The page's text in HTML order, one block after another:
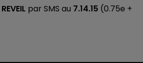
REVEIL par SMS au 7.14.15 (0.75e +